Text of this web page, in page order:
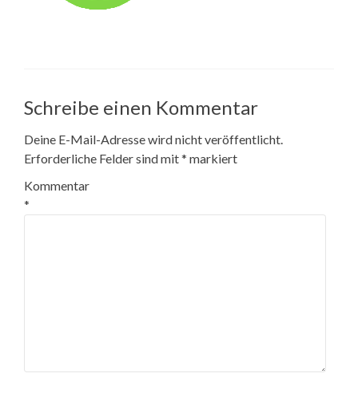
Schreibe einen Kommentar
Deine E-Mail-Adresse wird nicht veröffentlicht.
Erforderliche Felder sind mit* markiert
Kommentar
*